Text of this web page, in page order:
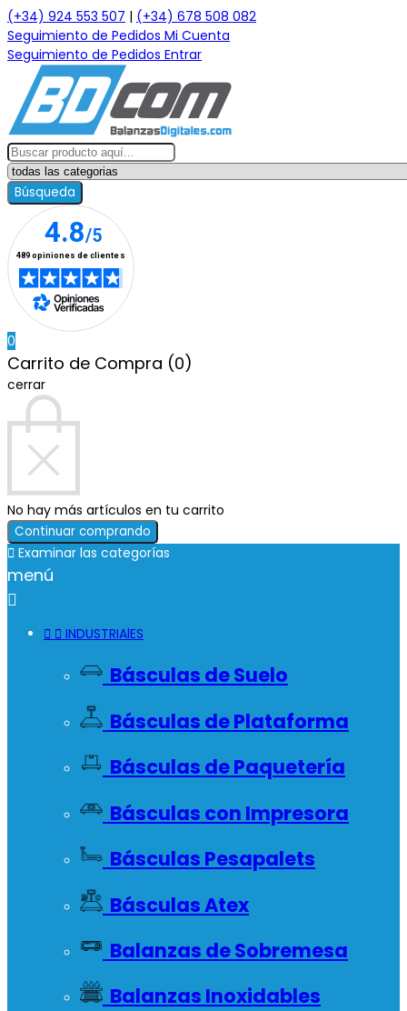
(+34) 924 553 507 | (+34) 678 508 082
Seguimiento de Pedidos Mi Cuenta
Seguimiento de Pedidos Entrar
Búsqueda
0
Carrito de Compra (0)
cerrar
No hay más artículos en tu carrito
Continuar comprando
 Examinar las categorías
menú

  INDUSTRIAlES
Básculas de Suelo
Básculas de Plataforma
Básculas de Paquetería
Básculas con Impresora
Básculas Pesapalets
Básculas Atex
Balanzas de Sobremesa
Balanzas Inoxidables